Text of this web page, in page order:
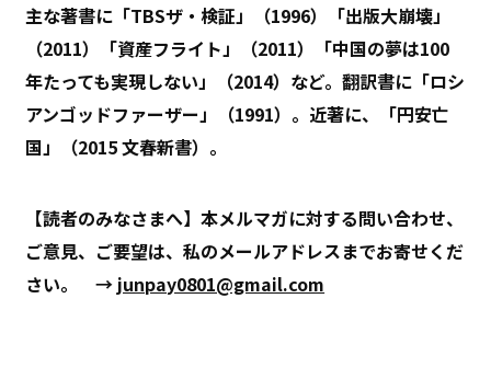
主な著書に「TBSザ・検証」（1996）「出版大崩壊」
（2011）「資産フライト」（2011）「中国の夢は100
年たっても実現しない」（2014）など。翻訳書に「ロシ
アンゴッドファーザー」（1991）。近著に、「円安亡
国」（2015 文春新書）。
【読者のみなさまへ】本メルマガに対する問い合わせ、
ご意見、ご要望は、私のメールアドレスまでお寄せくだ
さい。 → junpay0801@gmail.com